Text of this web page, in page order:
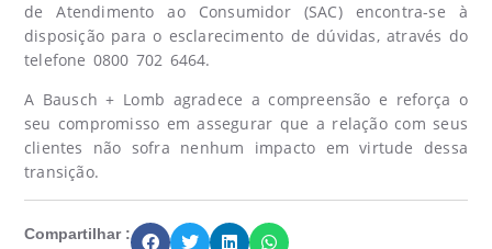
de Atendimento ao Consumidor (SAC) encontra-se à
disposição para o esclarecimento de dúvidas, através do
telefone 0800 702 6464.
A Bausch + Lomb agradece a compreensão e reforça o
seu compromisso em assegurar que a relação com seus
clientes não sofra nenhum impacto em virtude dessa
transição.
Compartilhar :